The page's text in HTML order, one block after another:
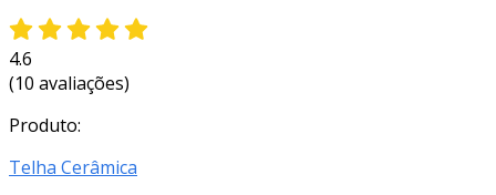
4.6
(10 avaliações)
Produto:
Telha Cerâmica